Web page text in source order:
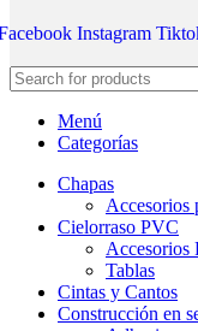
Instagram
Menú
Categorías
Chapas
Accesorios
Cielorraso PVC
Accesorios
Tablas
Cintas y Cantos
Construcción en